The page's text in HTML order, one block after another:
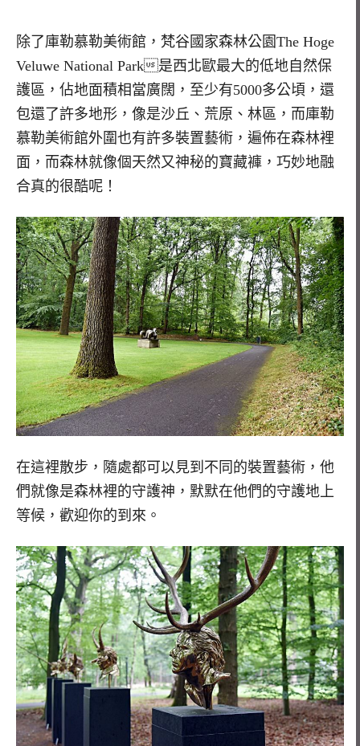
除了庫勒慕勒美術館，梵谷國家森林公園The Hoge
Veluwe National Park是西北歐最大的低地自然保
護區，佔地面積相當廣闊，至少有5000多公頃，還
包還了許多地形，像是沙丘、荒原、林區，而庫勒
慕勒美術館外圍也有許多裝置藝術，遍佈在森林裡
面，而森林就像個天然又神秘的寶藏褲，巧妙地融
合真的很酷呢！
在這裡散步，隨處都可以見到不同的裝置藝術，他
們就像是森林裡的守護神，默默在他們的守護地上
等候，歡迎你的到來。